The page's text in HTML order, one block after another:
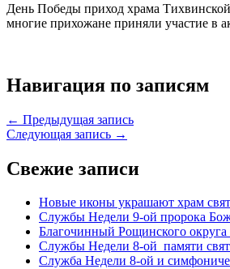
День Победы приход храма
многие прихожане приняли участие в
Навигация по записям
← Предыдущая запись
Следующая запись →
Свежие записи
Новые иконы украшают храм
Службы Недели 9-ой пророка
Благочинный Рощинского
Службы Недели 8-ой памяти
Служба Недели 8-ой и